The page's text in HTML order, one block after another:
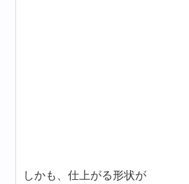
しかも、仕上がる形状が